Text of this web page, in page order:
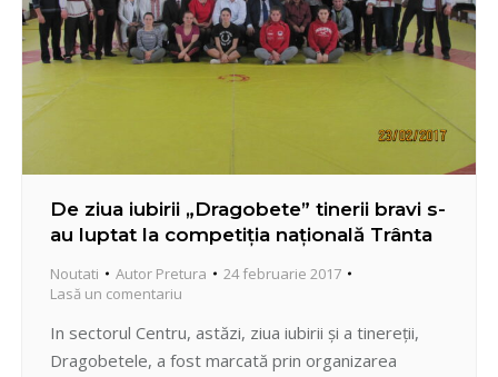
De ziua iubirii „Dragobete” tinerii bravi s-
au luptat la competiţia naţională Trânta
Noutati Autor Pretura
24 februarie 2017
Lasă un comentariu
In sectorul Centru, astăzi, ziua iubirii şi a tinereţii,
Dragobetele, a fost marcată prin organizarea